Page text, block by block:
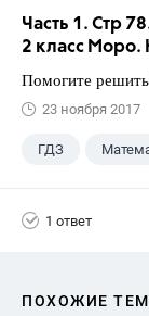
Часть 1. Стр
2 класс
Помогите
23 ноября 2017
ГДЗ
1 ответ
ПОХОЖИЕ